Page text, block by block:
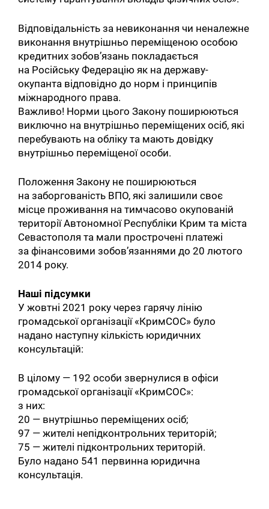
Відповідальність за невиконання чи неналежне
виконання внутрішньо переміщеною особою
кредитних зобов’язань покладається
на Російську Федерацію як на державу-
окупанта відповідно до норм і принципів
міжнародного права.
Важливо! Норми цього Закону поширюються
виключно на внутрішньо переміщених осіб, які
перебувають на обліку та мають довідку
внутрішньо переміщеної особи.
Положення Закону не поширюються
на заборгованість ВПО, які залишили своє
місце проживання на тимчасово окупованій
території Автономної Республіки Крим та міста
Севастополя та мали прострочені платежі
за фінансовими зобов’язаннями до 20 лютого
2014 року.
Наші підсумки
У жовтні 2021 року через гарячу лінію
громадської організації «КримСОС» було
надано наступну кількість юридичних
консультацій:
В цілому — 192 особи звернулися в офіси
громадської організації «КримСОС»:
з них:
20 — внутрішньо переміщених осіб;
97 — жителі непідконтрольних територій;
75 — жителі підконтрольних територій.
Було надано 541 первинна юридична
консультація.